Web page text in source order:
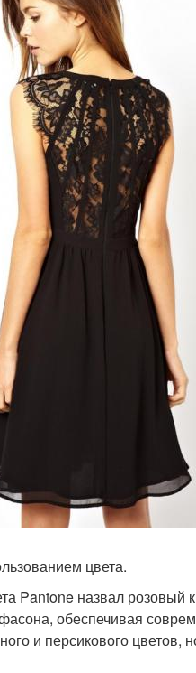
цвета.
Pantone назвал
обеспечивая
и персикового